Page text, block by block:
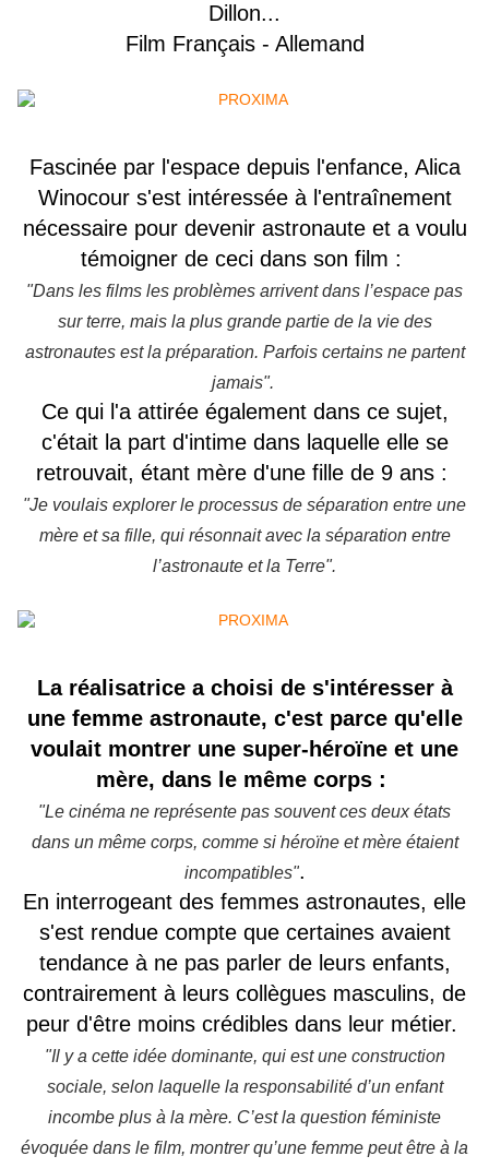
Dillon...
Film Français - Allemand
Fascinée par l'espace depuis l'enfance, Alica
Winocour s'est intéressée à l'entraînement
nécessaire pour devenir astronaute et a voulu
témoigner de ceci dans son film :
"Dans les films les problèmes arrivent dans l’espace pas
sur terre, mais la plus grande partie de la vie des
astronautes est la préparation. Parfois certains ne partent
jamais".
Ce qui l'a attirée également dans ce sujet,
c'était la part d'intime dans laquelle elle se
retrouvait, étant mère d'une fille de 9 ans :
"Je voulais explorer le processus de séparation entre une
mère et sa fille, qui résonnait avec la séparation entre
l’astronaute et la Terre".
La réalisatrice a choisi de s'intéresser à
une femme astronaute, c'est parce qu'elle
voulait montrer une super-héroïne et une
mère, dans le même corps :
"Le cinéma ne représente pas souvent ces deux états
dans un même corps, comme si héroïne et mère étaient
incompatibles".
En interrogeant des femmes astronautes, elle
s'est rendue compte que certaines avaient
tendance à ne pas parler de leurs enfants,
contrairement à leurs collègues masculins, de
peur d'être moins crédibles dans leur métier.
"Il y a cette idée dominante, qui est une construction
sociale, selon laquelle la responsabilité d’un enfant
incombe plus à la mère. C’est la question féministe
évoquée dans le film, montrer qu’une femme peut être à la